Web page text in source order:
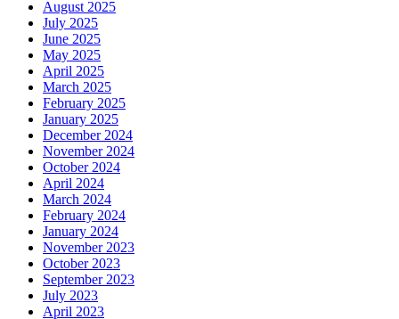
August 2025
July 2025
June 2025
May 2025
April 2025
March 2025
February 2025
January 2025
December 2024
November 2024
October 2024
April 2024
March 2024
February 2024
January 2024
November 2023
October 2023
September 2023
July 2023
April 2023